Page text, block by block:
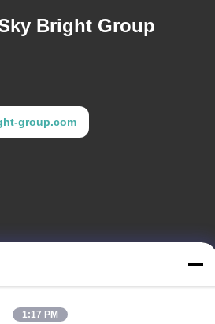
Bright Group
group.com
1610, N. 21 JIHUA 5TH RD, VIA
CHANCHENG, FOSHAN,
1:17 PM